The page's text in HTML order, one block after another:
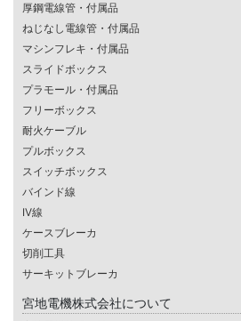
厚鋼電線管・付属品
ねじなし電線管・付属品
マシンフレキ・付属品
スライドボックス
プラモール・付属品
フリーボックス
耐火ケーブル
プルボックス
スイッチボックス
バインド線
IV線
ケースブレーカ
切削工具
サーキットブレーカ
宮地電機株式会社について